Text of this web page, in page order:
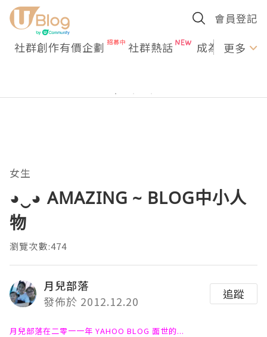
會員登記
社群創作有價企劃 社群熱話 成為U更多
女生
◕‿◕ AMAZING ~ BLOG中小人
物
瀏覽次數:474
月兒部落
發佈於 2012.12.20
追蹤
月兒部落在二零一一年 YAHOO BLOG 面世的...